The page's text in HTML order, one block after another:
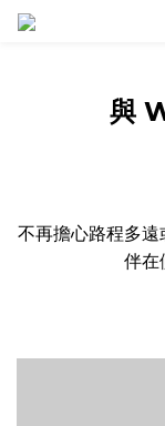
與
不再擔心路程多
伴在